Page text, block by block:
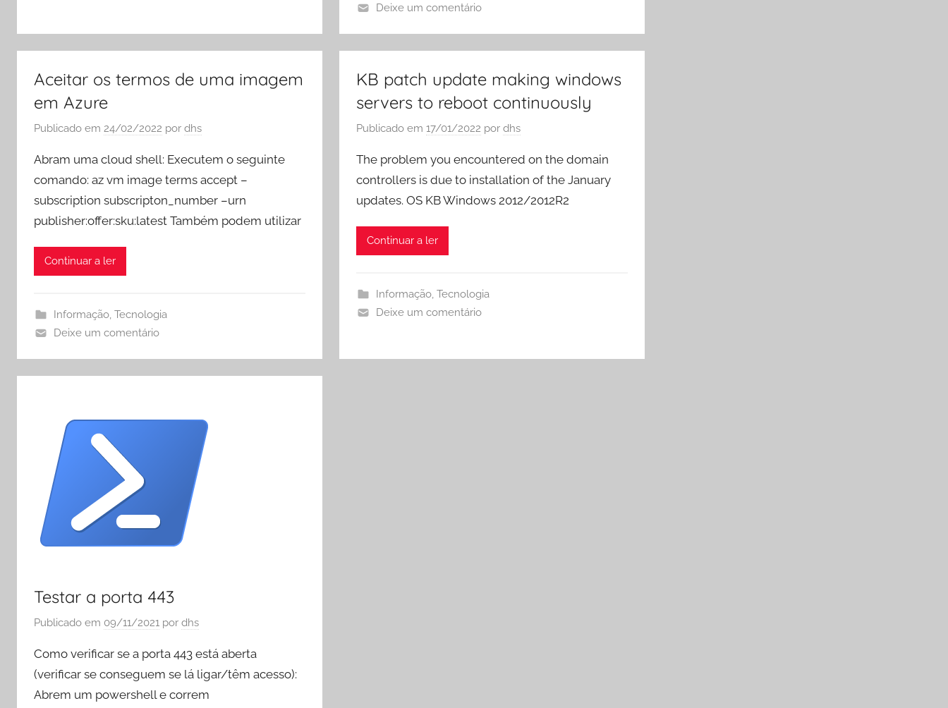
Deixe um comentário
Aceitar os termos de uma imagem
em Azure
Publicado em 24/02/2022 por dhs
Abram uma cloud shell: Executem o seguinte
comando: az vm image terms accept –
subscription subscripton_number –urn
publisher:offer:sku:latest Também podem utilizar
Continuar a ler
Informação, Tecnologia
Deixe um comentário
KB patch update making windows
servers to reboot continuously
Publicado em17/01/2022 pordhs
The problem you encountered on the domain
controllers is due to installation of the January
updates. OS KB Windows 2012/2012R2
Continuar a ler
Informação, Tecnologia
Deixe um comentário
Testar a porta 443
Publicado em 09/11/2021 por dhs
Como verificar se a porta 443 está aberta
(verificar se conseguem se lá ligar/têm acesso):
Abrem um powershell e correm